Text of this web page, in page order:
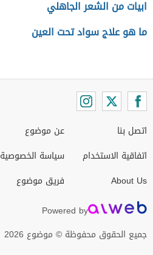
ابيات من الشعر الجاهلي
ما هو علاج سواد تحت العين
اتصل بنا
اتفاقية الاستخدام
About Us
عن موضوع
سياسة الخصوصية
فريق موضوع
Powered by
جميع الحقوق محفوظة © موضوع 2026